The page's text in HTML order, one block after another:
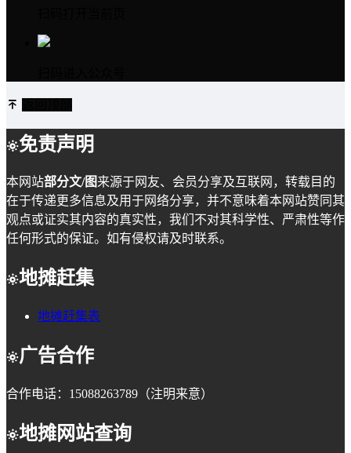
免责声明
本网站部分文/图来源于网友、会员分享及互联网，转载目的
在于传递更多信息及用于网络分享，并不意味着本网站赞同其
观点或证实其内容的真实性，我们不对其科学性、严肃性等作
任何形式的保证。如有侵权请及时联系。
地摊赶集
地摊赶集表
广告合作
合作电话：15088263789（注明来意）
地摊网站查询